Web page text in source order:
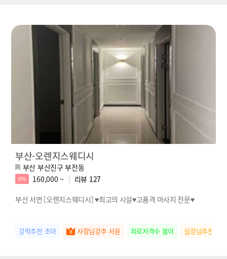
부산-오렌지스웨디시
부산 부산진구 부전동
6% 160,000 ~ 리뷰 127
부산 서면 [오렌지스웨디시] ♥최고의 시설♥고품격 마사지 전문♥
강력추천 초아 사장님강추 서윤 피로저격수 봄이 실장님추천 하율